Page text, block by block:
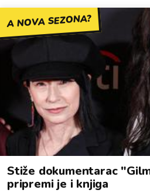
A NOVA SEZONA?
Stiže dokumentarac
pripremi je i knjiga